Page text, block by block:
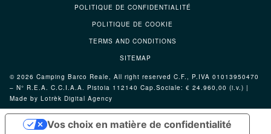
© 2026 Camping Barco Reale, All right reserved C.F., P.IVA 01013950470
– N° R.E.A. C.C.I.A.A. Pistoia 112140 Cap.Sociale: € 24.960,00 (i.v.) |
Made by Lotrèk Digital Agency
POLITIQUE DE CONFIDENTIALITÉ
POLITIQUE DE COOKIE
TERMS AND CONDITIONS
SITEMAP
Vos choix en matière de confidentialité